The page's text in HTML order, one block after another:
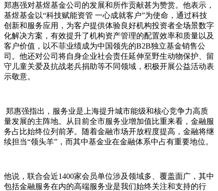
郑惠强对基煜基金公司的发展和所作贡献甚为赞赏。他表示，
基煜基金以“科技赋能资管 一心成就客户”为使命，通过科技
创新和服务应用，为客户提供体验良好机构投资者全场景数字
化解决方案，有效提升了机构资产管理的配置效率和质量以及
客户价值，以不菲业绩成为中国领先的B2B独立基金销售公
司。他还对公司将自身企业社会责任延伸至野生动物保护、留
守儿童关爱及抗战老兵捐助等不同领域，积极开展公益活动表
示敬意。
郑惠强指出，服务业是上海提升城市能级和核心竞争力高质
量发展的主阵地。从目前全市服务业增加值比重来看，金融服
务占比始终位列前茅。随着金融市场开放程度提高，金融将继
续担当“领头羊”，而其中基金业在金融体系中占有重要地位。
他说，联合会近1400家会员单位涉及领域多、覆盖面广，其中
包括金融服务在内的高端服务业是我们始终关注和支持的行